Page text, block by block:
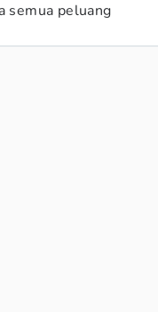
semua peluang